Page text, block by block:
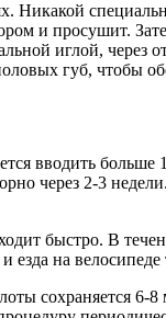
Никакой
и просушит.
иглой, через
губ, чтобы
вводить
через 2-3
быстро. В
езда на
сохраняется 6-8